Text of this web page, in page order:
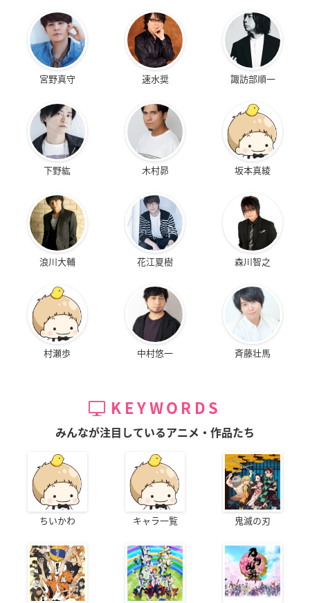
宮野真守 速水奨 諏訪部順一
下野紘 木村昴 坂本真綾
浪川大輔 花江夏樹 森川智之
村瀬歩 中村悠一 斉藤壮馬
KEYWORDS
みんなが注目しているアニメ・作品たち
ちいかわ キャラ一覧 鬼滅の刃